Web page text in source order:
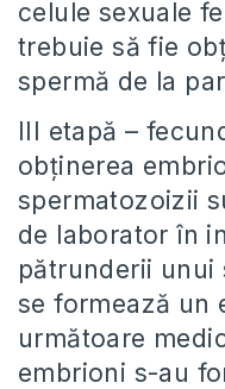
celule sexuale
trebuie să fie
spermă de la
III etapă –
obținerea
spermatozoizii
de laborator în
pătrunderii unui
se formează un
următoare
embrioni s-au